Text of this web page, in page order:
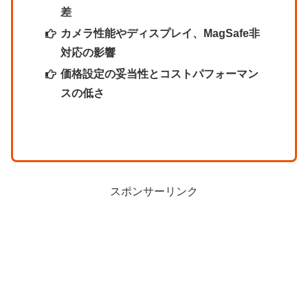
差
カメラ性能やディスプレイ、MagSafe非
対応の影響
価格設定の妥当性とコストパフォーマン
スの低さ
スポンサーリンク